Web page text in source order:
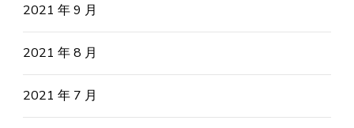
2021 年 9 月
2021 年 8 月
2021 年 7 月